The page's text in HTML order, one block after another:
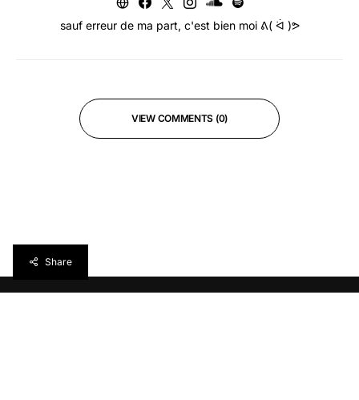
sauf erreur de ma part, c'est bien moi ᕕ( ᐛ )ᕗ
VIEW COMMENTS (0)
Share